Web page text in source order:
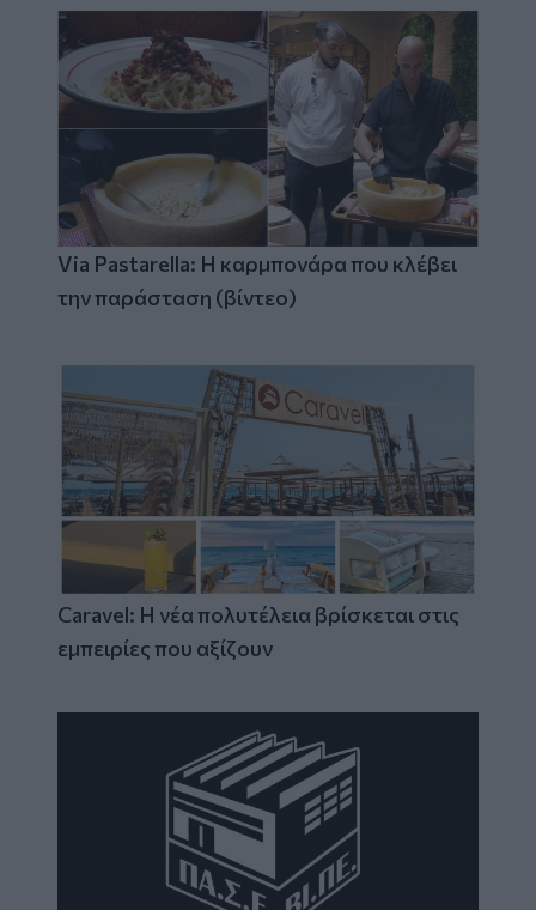
Via Pastarella: Η καρμπονάρα που κλέβει
την παράσταση (βίντεο)
Caravel: Η νέα πολυτέλεια βρίσκεται στις
εμπειρίες που αξίζουν